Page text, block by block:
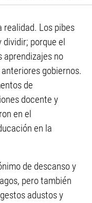
realidad. Los pibes
dividir; porque el
aprendizajes no
gobiernos.
de
docente y
en el
en la
de descanso y
pero también
adustos y